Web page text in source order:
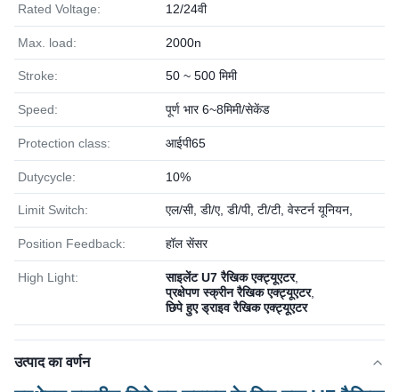
Rated Voltage: 12/24वी
Max. load: 2000n
Stroke: 50 ~ 500 मिमी
Speed: पूर्ण भार 6~8मिमी/सेकेंड
Protection class: आईपी65
Dutycycle: 10%
Limit Switch: एल/सी, डी/ए, डी/पी, टी/टी, वेस्टर्न यूनियन,
Position Feedback: हॉल सेंसर
High Light: साइलेंट U7 रैखिक एक्ट्यूएटर,
प्रक्षेपण स्क्रीन रैखिक एक्ट्यूएटर,
छिपे हुए ड्राइव रैखिक एक्ट्यूएटर
उत्पाद का वर्णन